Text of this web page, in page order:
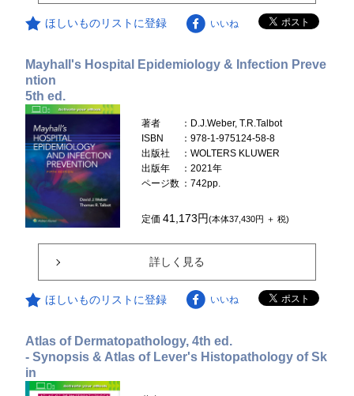
ほしいものリストに登録 いいね
Mayhall's Hospital Epidemiology & Infection Preve
ntion
5th ed.
著者
：D.J.Weber, T.R.Talbot
ISBN
：978-1-975124-58-8
出版社
：WOLTERS KLUWER
出版年
：2021年
ページ数 ：742pp.
定価41,173円(本体37,430円 ＋ 税)
詳しく見る
ほしいものリストに登録 いいね
Atlas of Dermatopathology, 4th ed.
- Synopsis & Atlas of Lever's Histopathology of Sk
in